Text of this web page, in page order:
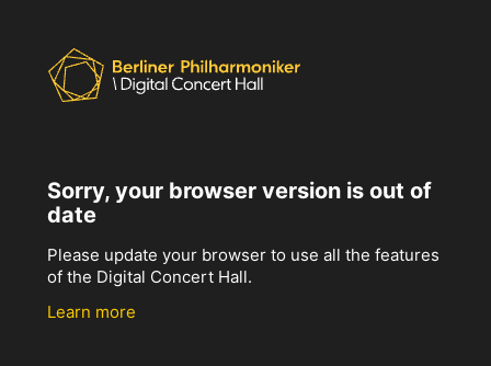
Sorry, your browser version is out of
date
Please update your browser to use all the features
of the Digital Concert Hall.
Learn more